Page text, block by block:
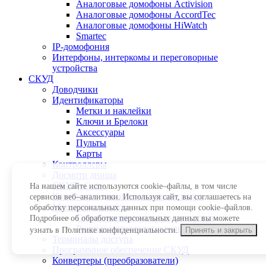
На нашем сайте используются cookie–файлы, в том числе
сервисов веб–аналитики. Используя сайт, вы соглашаетесь на
обработку персональных данных при помощи cookie–файлов.
Подробнее об обработке персональных данных вы можете
узнать в Политике конфиденциальности.
Принять и закрыть
Аналоговые домофоны Activision
Аналоговые домофоны AccordTec
Аналоговые домофоны HiWatch
Smartec
IP-домофония
Интерфоны, интеркомы и переговорные
устройства
СКУД
Доводчики
Идентификаторы
Метки и наклейки
Ключи и Брелоки
Аксессуары
Пульты
Карты
Контроллеры
Досмотр днища
СКУД «Gate»
Комплекты для автоматизации ворот
Металлодетекторы
Стационарные металлодетекторы
Ручные металлодетекторы
Терминалы доступа
Программное обеспечение СКУД
Конвертеры (преобразователи)